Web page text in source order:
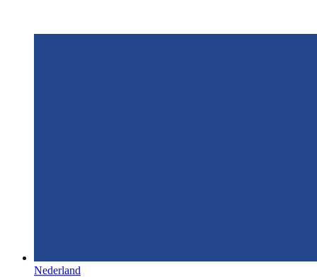
Nederland